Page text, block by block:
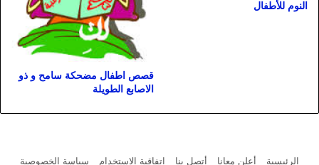
النوم للأطفال
قصص اطفال مضحكة سامح و ذو
الاصابع الطويلة
الرئيسية أعلن معانا أتصل بنا اتفاقية الاستخدام سياسة الخصوصية